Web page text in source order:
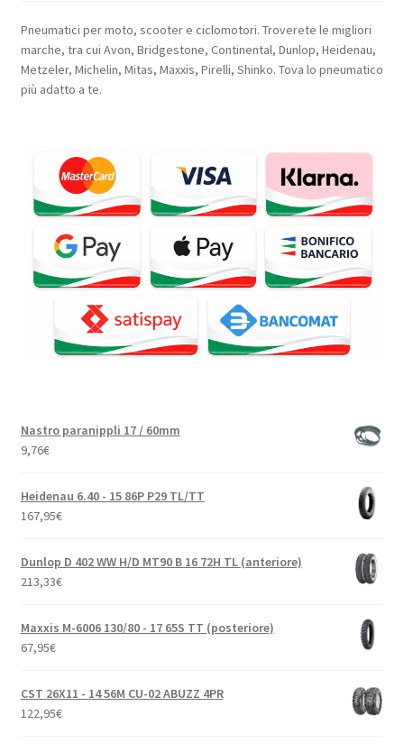
Pneumatici per moto, scooter e ciclomotori. Troverete le migliori
marche, tra cui Avon, Bridgestone, Continental, Dunlop, Heidenau,
Metzeler, Michelin, Mitas, Maxxis, Pirelli, Shinko. Tova lo pneumatico
più adatto a te.
Nastro paranippli 17 / 60mm
9,76€
Heidenau 6.40 - 15 86P P29 TL/TT
167,95€
Dunlop D 402 WW H/D MT90 B 16 72H TL (anteriore)
213,33€
Maxxis M-6006 130/80 - 17 65S TT (posteriore)
67,95€
CST 26X11 - 14 56M CU-02 ABUZZ 4PR
122,95€